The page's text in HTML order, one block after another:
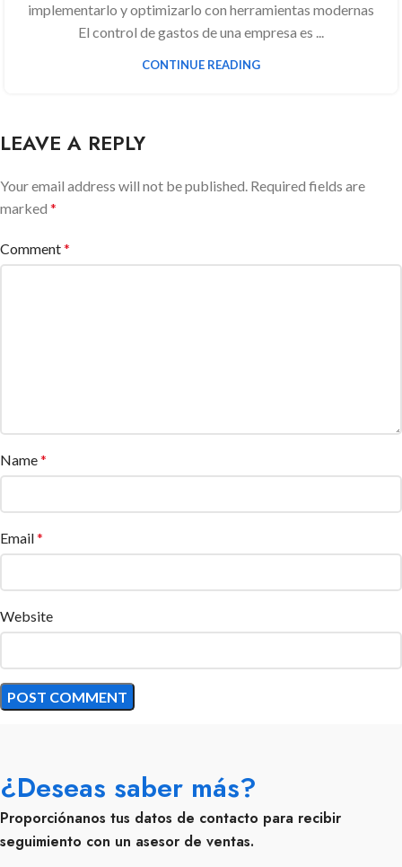
implementarlo y optimizarlo con herramientas modernas
El control de gastos de una empresa es ...
CONTINUE READING
LEAVE A REPLY
Your email address will not be published. Required fields are
marked *
Comment*
Name*
Email*
Website
¿Deseas saber más?
Proporciónanos tus datos de contacto para recibir
seguimiento con un asesor de ventas.